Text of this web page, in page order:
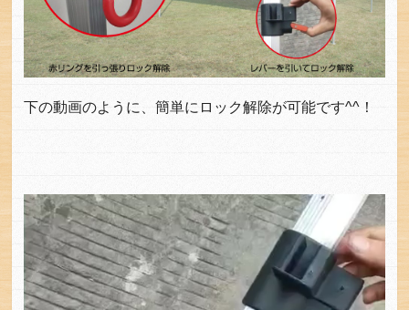
下の動画のように、簡単にロック解除が可能です^^！